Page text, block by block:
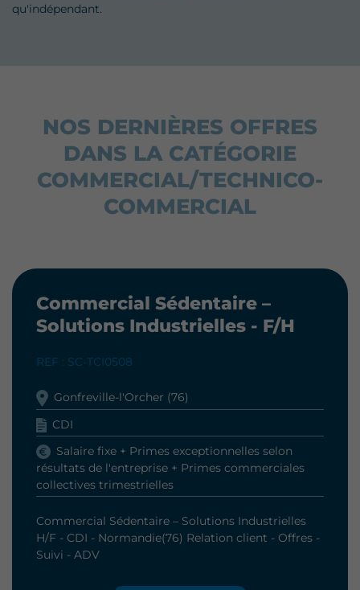
qu'indépendant.
NOS DERNIÈRES OFFRES
DANS LA CATÉGORIE
COMMERCIAL/TECHNICO-
COMMERCIAL
Commercial Sédentaire –
Solutions Industrielles - F/H
REF : SC-TCI0508
Gonfreville-l'Orcher (76)
CDI
Salaire fixe + Primes exceptionnelles selon
résultats de l'entreprise + Primes commerciales
collectives trimestrielles
Commercial Sédentaire – Solutions Industrielles
H/F - CDI - Normandie(76) Relation client - Offres -
Suivi - ADV